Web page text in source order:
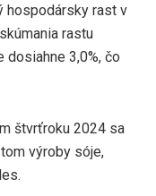
hospodársky rast v
rastu
dosiahne 3,0%, čo
štvrťroku 2024 sa
výroby sóje,